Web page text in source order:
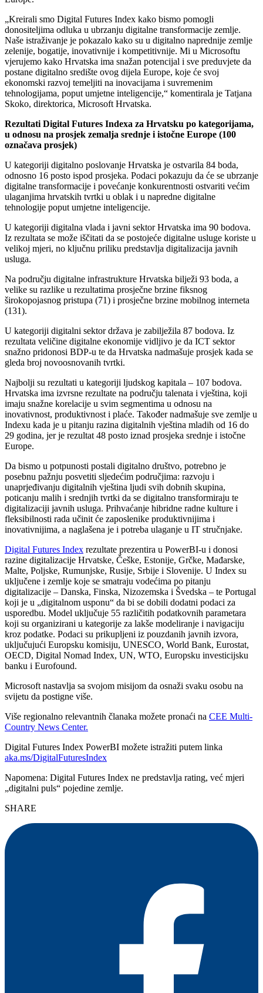
„Kreirali smo Digital Futures Index kako bismo pomogli
donositeljima odluka u ubrzanju digitalne transformacije zemlje.
Naše istraživanje je pokazalo kako su u digitalno naprednije zemlje
zelenije, bogatije, inovativnije i kompetitivnije. Mi u Microsoftu
vjerujemo kako Hrvatska ima snažan potencijal i sve preduvjete da
postane digitalno središte ovog dijela Europe, koje će svoj
ekonomski razvoj temeljiti na inovacijama i suvremenim
tehnologijama, poput umjetne inteligencije,“ komentirala je Tatjana
Skoko, direktorica, Microsoft Hrvatska.
Rezultati Digital Futures Indexa za Hrvatsku po kategorijama,
u odnosu na prosjek zemalja srednje i istočne Europe (100
označava prosjek)
U kategoriji digitalno poslovanje Hrvatska je ostvarila 84 boda,
odnosno 16 posto ispod prosjeka. Podaci pokazuju da će se ubrzanje
digitalne transformacije i povećanje konkurentnosti ostvariti većim
ulaganjima hrvatskih tvrtki u oblak i u napredne digitalne
tehnologije poput umjetne inteligencije.
U kategoriji digitalna vlada i javni sektor Hrvatska ima 90 bodova.
Iz rezultata se može iščitati da se postojeće digitalne usluge koriste u
velikoj mjeri, no ključnu priliku predstavlja digitalizacija javnih
usluga.
Na području digitalne infrastrukture Hrvatska bilježi 93 boda, a
velike su razlike u rezultatima prosječne brzine fiksnog
širokopojasnog pristupa (71) i prosječne brzine mobilnog interneta
(131).
U kategoriji digitalni sektor država je zabilježila 87 bodova. Iz
rezultata veličine digitalne ekonomije vidljivo je da ICT sektor
snažno pridonosi BDP-u te da Hrvatska nadmašuje prosjek kada se
gleda broj novoosnovanih tvrtki.
Najbolji su rezultati u kategoriji ljudskog kapitala – 107 bodova.
Hrvatska ima izvrsne rezultate na području talenata i vještina, koji
imaju snažne korelacije u svim segmentima u odnosu na
inovativnost, produktivnost i plaće. Također nadmašuje sve zemlje u
Indexu kada je u pitanju razina digitalnih vještina mladih od 16 do
29 godina, jer je rezultat 48 posto iznad prosjeka srednje i istočne
Europe.
Da bismo u potpunosti postali digitalno društvo, potrebno je
posebnu pažnju posvetiti sljedećim područjima: razvoju i
unaprjeđivanju digitalnih vještina ljudi svih dobnih skupina,
poticanju malih i srednjih tvrtki da se digitalno transformiraju te
digitalizaciji javnih usluga. Prihvaćanje hibridne radne kulture i
fleksibilnosti rada učinit će zaposlenike produktivnijima i
inovativnijima, a naglašena je i potreba ulaganje u IT stručnjake.
Digital Futures Index rezultate prezentira u PowerBI-u i donosi
razine digitalizacije Hrvatske, Češke, Estonije, Grčke, Mađarske,
Malte, Poljske, Rumunjske, Rusije, Srbije i Slovenije. U Index su
uključene i zemlje koje se smatraju vodećima po pitanju
digitalizacije – Danska, Finska, Nizozemska i Švedska – te Portugal
koji je u „digitalnom usponu“ da bi se dobili dodatni podaci za
usporedbu. Model uključuje 55 različitih podatkovnih parametara
koji su organizirani u kategorije za lakše modeliranje i navigaciju
kroz podatke. Podaci su prikupljeni iz pouzdanih javnih izvora,
uključujući Europsku komisiju, UNESCO, World Bank, Eurostat,
OECD, Digital Nomad Index, UN, WTO, Europsku investicijsku
banku i Eurofound.
Microsoft nastavlja sa svojom misijom da osnaži svaku osobu na
svijetu da postigne više.
Više regionalno relevantnih članaka možete pronaći na CEE Multi-
Country News Center.
Digital Futures Index PowerBI možete istražiti putem linka
aka.ms/DigitalFuturesIndex
Napomena: Digital Futures Index ne predstavlja rating, već mjeri
„digitalni puls“ pojedine zemlje.
SHARE